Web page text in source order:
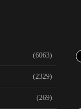
(6063)
(2329)
(269)